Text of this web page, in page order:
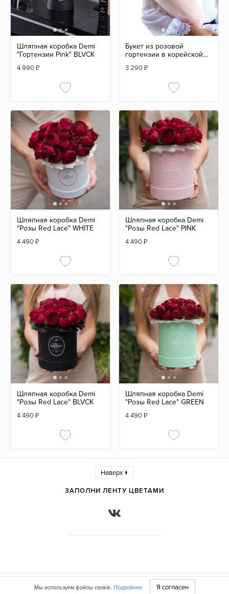
Шляпная коробка Demi
"Гортензии Pink" BLVCK
4 990₽
Букет из розовой
гортензии в корейской
3 290₽
Шляпная коробка Demi
"Розы Red Lace" WHITE
4 490₽
Шляпная коробка Demi
"Розы Red Lace" PINK
4 490₽
Шляпная коробка Demi
"Розы Red Lace" BLVCK
4 490₽
Шляпная коробка Demi
"Розы Red Lace" GREEN
4 490₽
ЗАПОЛНИ ЛЕНТУ ЦВЕТАМИ
Наверх ↑
Доставка b2b
Мы используем файлы cookie. Подробнее Я согласен